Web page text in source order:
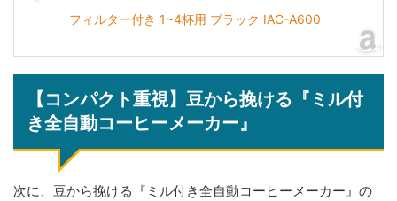
フィルター付き 1~4杯用 ブラック IAC-A600
【コンパクト重視】豆から挽ける『ミル付
き全自動コーヒーメーカー』
次に、豆から挽ける『ミル付き全自動コーヒーメーカー』の